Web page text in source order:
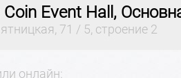
Coin Event Hall,
71 / 5, строение 2
онлайн: